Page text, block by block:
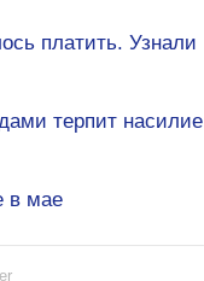
платить. Узнали
терпит насилие
в мае